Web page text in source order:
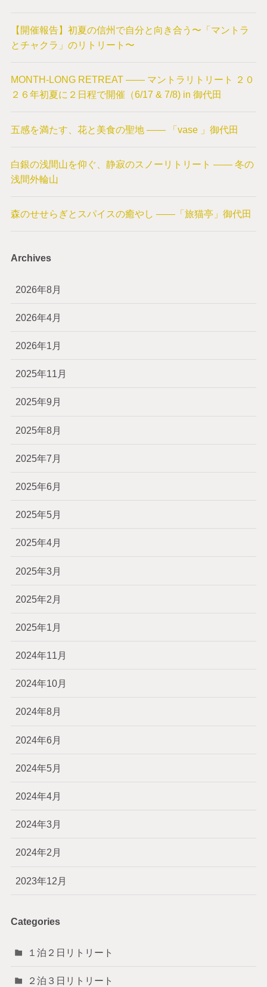
【開催報告】初夏の信州で自分と向き合う〜「マントラ
とチャクラ」のリトリート〜
MONTH-LONG RETREAT —— マントラリトリート ２０
２６年初夏に２日程で開催（6/17 & 7/8) in 御代田
五感を満たす、花と美食の聖地 —— 「vase 」御代田
白銀の浅間山を仰ぐ、静寂のスノーリトリート —— 冬の
浅間外輪山
森のせせらぎとスパイスの癒やし ——「旅猫亭」御代田
Archives
2026年8月
2026年4月
2026年1月
2025年11月
2025年9月
2025年8月
2025年7月
2025年6月
2025年5月
2025年4月
2025年3月
2025年2月
2025年1月
2024年11月
2024年10月
2024年8月
2024年6月
2024年5月
2024年4月
2024年3月
2024年2月
2023年12月
Categories
１泊２日リトリート
２泊３日リトリート